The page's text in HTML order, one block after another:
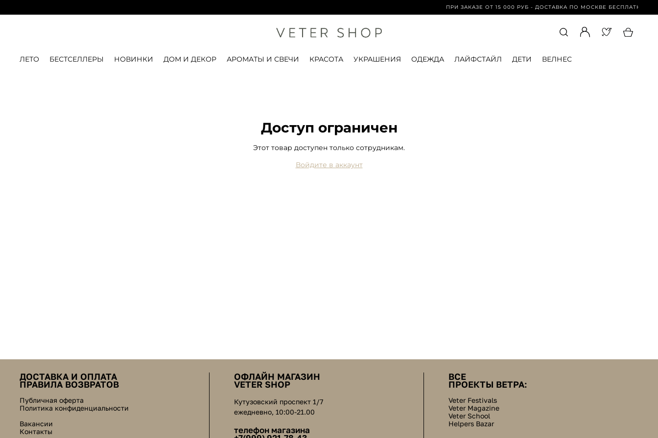
ПРИ ЗАКАЗЕ ОТ 15 000 РУБ - ДОСТАВКА ПО МОСКВЕ БЕСПЛАТНО |
ЛЕТО БЕСТСЕЛЛЕРЫ НОВИНКИ ДОМ И ДЕКОР АРОМАТЫ И СВЕЧИ КРАСОТА УКРАШЕНИЯ ОДЕЖДА ЛАЙФСТАЙЛ ДЕТИ ВЕЛНЕС
Доступ ограничен
Этот товар доступен только сотрудникам.
Войдите в аккаунт
ДОСТАВКА И ОПЛАТА
ПРАВИЛА ВОЗВРАТОВ
Публичная оферта
Политика конфиденциальности
Вакансии
Контакты
ОФЛАЙН МАГАЗИН
VETER SHOP
Кутузовский проспект 1/7
ежедневно, 10:00-21.00
телефон магазина
ВСЕ
ПРОЕКТЫ ВЕТРА:
Veter Festivals
Veter Magazine
Veter School
Helpers Bazar